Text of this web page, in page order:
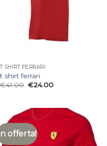
T SHIRT FERRARI
t shirt ferrari
€41.00 €24.00
offerta!